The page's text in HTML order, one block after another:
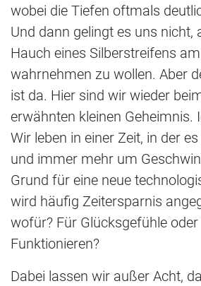
wobei die Tiefen oftmals
Und dann gelingt es uns nicht,
Hauch eines Silberstreifens
wahrnehmen zu wollen. Aber
ist da. Hier sind wir wieder
erwähnten kleinen Geheimnis.
Wir leben in einer Zeit, in der
und immer mehr um
Grund für eine neue
wird häufig Zeitersparnis
wofür? Für Glücksgefühle
Funktionieren?
Dabei lassen wir außer Acht,